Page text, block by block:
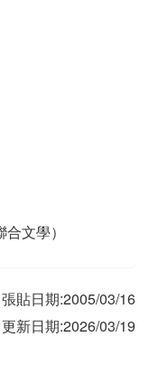
文學）
張貼日期:2005/03/16
更新日期:2026/03/19